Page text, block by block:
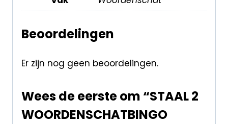
Beoordelingen
Er zijn nog geen beoordelingen.
Wees de eerste om “STAAL 2
WOORDENSCHATBINGO